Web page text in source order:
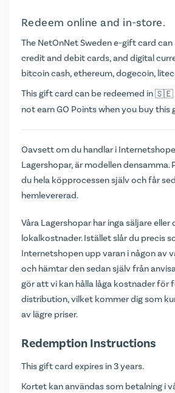
Redeem online and in-store.
The NetOnNet Sweden e-gift card
credit and debit cards, and digital
bitcoin cash, ethereum, dogecoin,
This gift card can be redeemed in
not earnGO Pointswhen you buy this
Oavsett om du handlar i
Lagershopar, är modellen
du hela köpprocessen själv och får
hemlevererad.
Våra Lagershopar har inga säljare eller
lokalkostnader. Istället slår du precis
Internetshopen upp varan i någon av
och hämtar den sedan själv från
gör att vi kan hålla låga kostnader för
distribution, vilket kommer dig som
av lägre priser.
Redemption Instructions
This gift card expires in 3 years.
Kortet kan användas som betalning i